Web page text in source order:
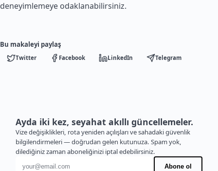
deneyimlemeye odaklanabilirsiniz.
Bu makaleyi paylaş
Twitter Facebook LinkedIn Telegram
Ayda iki kez, seyahat akıllı güncellemeler.
Vize değişiklikleri, rota yeniden açılışları ve sahadaki güvenlik
bilgilendirmeleri — doğrudan gelen kutunuza. Spam yok,
dilediğiniz zaman aboneliğinizi iptal edebilirsiniz.
E-posta adresi
Abone ol